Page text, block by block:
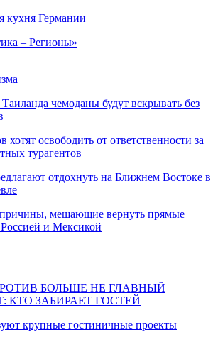
кухня Германии
– Регионы»
чемоданы будут вскрывать без
хотят освободить от ответственности за
турагентов
отдохнуть на Ближнем Востоке в
мешающие вернуть прямые
и Мексикой
БОЛЬШЕ НЕ ГЛАВНЫЙ
КТО ЗАБИРАЕТ ГОСТЕЙ
крупные гостиничные проекты